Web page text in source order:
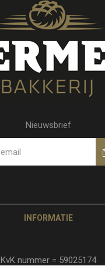
Nieuwsbrief
INFORMATIE
KvK nummer = 59025174